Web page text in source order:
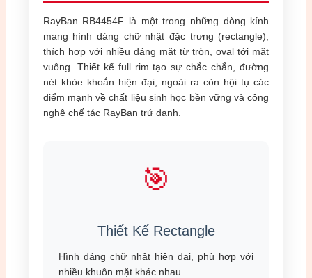
RayBan RB4454F là một trong những dòng kính
mang hình dáng chữ nhật đặc trưng (rectangle),
thích hợp với nhiều dáng mặt từ tròn, oval tới mặt
vuông. Thiết kế full rim tạo sự chắc chắn, đường
nét khỏe khoắn hiện đại, ngoài ra còn hội tụ các
điểm mạnh về chất liệu sinh học bền vững và công
nghệ chế tác RayBan trứ danh.
🎯
Thiết Kế Rectangle
Hình dáng chữ nhật hiện đại, phù hợp với
nhiều khuôn mặt khác nhau